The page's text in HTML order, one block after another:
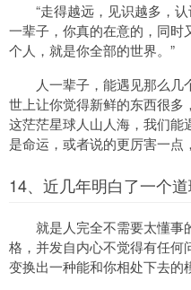
“走得越远，见识越多，
一辈子，你真的在意的，同
个人，就是你全部的世界。”
人一辈子，能遇见那么
世上让你觉得新鲜的东西很多
这茫茫星球人山人海，我们
是命运，或者说的更厉害一点
14、近几年明白了一个道
就是人完全不需要太懂事
格，并发自内心不觉得有任何
变换出一种能和你相处下去的